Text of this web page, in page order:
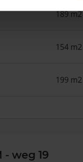
189 m2
154 m2
199 m2
- weg 19